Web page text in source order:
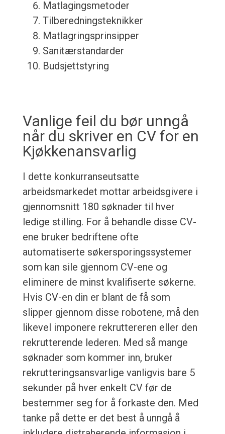
Matlagingsmetoder
Tilberedningsteknikker
Matlagringsprinsipper
Sanitærstandarder
Budsjettstyring
Vanlige feil du bør unngå
når du skriver en CV for en
Kjøkkenansvarlig
I dette konkurranseutsatte
arbeidsmarkedet mottar arbeidsgivere i
gjennomsnitt 180 søknader til hver
ledige stilling. For å behandle disse CV-
ene bruker bedriftene ofte
automatiserte søkersporingssystemer
som kan sile gjennom CV-ene og
eliminere de minst kvalifiserte søkerne.
Hvis CV-en din er blant de få som
slipper gjennom disse robotene, må den
likevel imponere rekruttereren eller den
rekrutterende lederen. Med så mange
søknader som kommer inn, bruker
rekrutteringsansvarlige vanligvis bare 5
sekunder på hver enkelt CV før de
bestemmer seg for å forkaste den. Med
tanke på dette er det best å unngå å